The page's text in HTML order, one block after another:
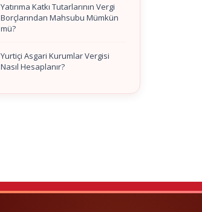
Yatırıma Katkı Tutarlarının Vergi
Borçlarından Mahsubu Mümkün
mü?
Yurtiçi Asgari Kurumlar Vergisi
Nasıl Hesaplanır?